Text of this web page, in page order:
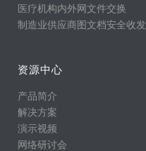
医疗机构内外网文件交换
制造业供应商图文档安全收发
资源中心
产品简介
解决方案
演示视频
网络研讨会